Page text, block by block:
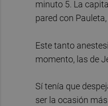
minuto 5. La
pared con
Este tanto
momento, las de
Sí tenía que
ser la ocasión